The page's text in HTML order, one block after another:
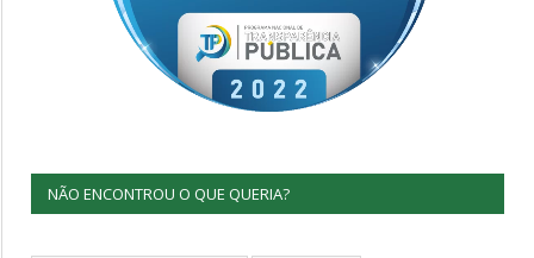
NÃO ENCONTROU O QUE QUERIA?